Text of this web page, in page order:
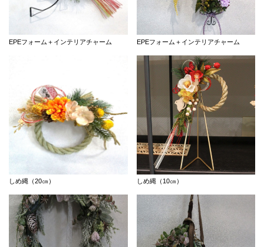
EPEフォーム＋インテリアチャーム EPEフォーム＋インテリアチャーム
しめ縄（20㎝） しめ縄（10㎝）